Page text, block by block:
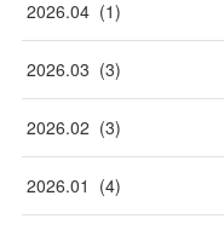
2026.04 (1)
2026.03 (3)
2026.02 (3)
2026.01 (4)